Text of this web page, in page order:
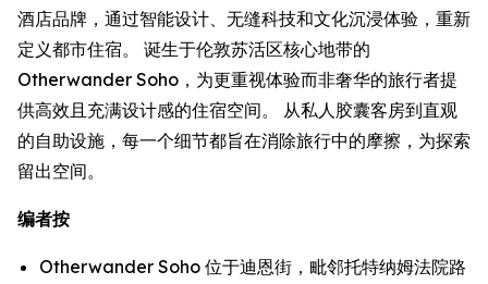
酒店品牌，通过智能设计、无缝科技和文化沉浸体验，重新
定义都市住宿。 诞生于伦敦苏活区核心地带的
Otherwander Soho，为更重视体验而非奢华的旅行者提
供高效且充满设计感的住宿空间。 从私人胶囊客房到直观
的自助设施，每一个细节都旨在消除旅行中的摩擦，为探索
留出空间。
编者按
Otherwander Soho 位于迪恩街，毗邻托特纳姆法院路